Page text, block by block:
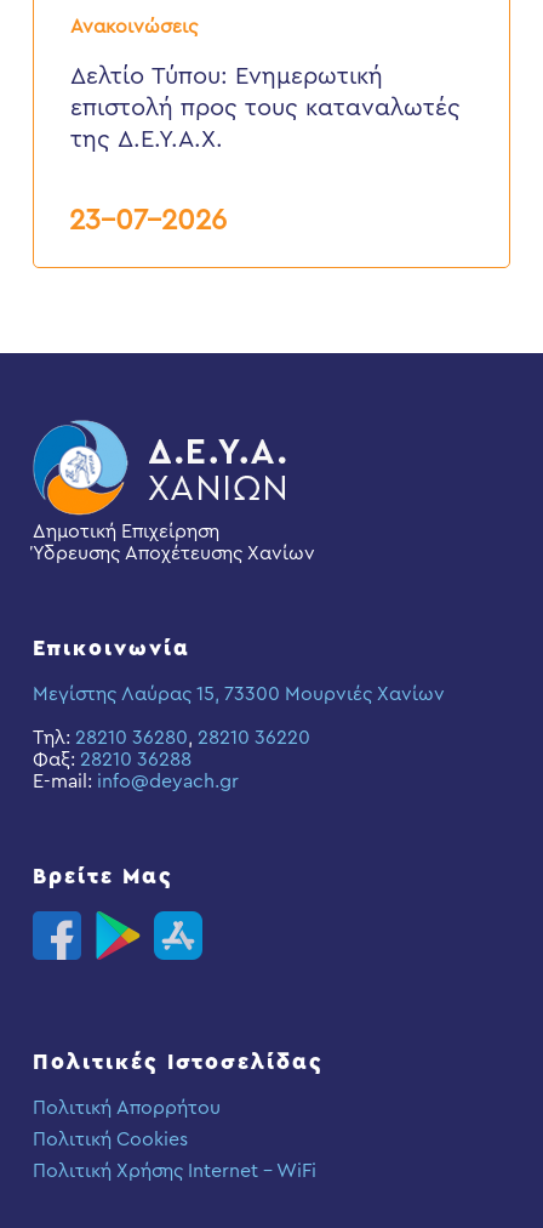
Ανακοινώσεις
Τύπου:
επιστολή
προς
τους
καταναλωτές
Δελτίο Τύπου: Eνημερωτική
επιστολή προς τους καταναλωτές
της Δ.Ε.Υ.Α.Χ.
23-07-2026
Δημοτική Επιχείρηση
Ύδρευσης Αποχέτευσης Χανίων
Επικοινωνία
Μεγίστης Λαύρας 15, 73300 Μουρνιές Χανίων
Τηλ: 28210 36280, 28210 36220
Φαξ: 28210 36288
E-mail: info@deyach.gr
Βρείτε Μας
Πολιτικές Ιστοσελίδας
Πολιτική Απορρήτου
Πολιτική Cookies
Πολιτική Χρήσης Internet – WiFi